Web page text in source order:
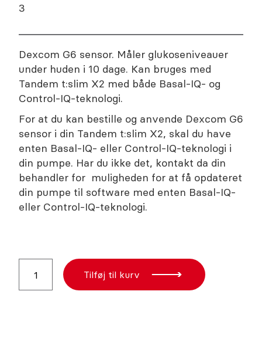
3
Dexcom G6 sensor. Måler glukoseniveauer
under huden i 10 dage. Kan bruges med
Tandem t:slim X2 med både Basal-IQ- og
Control-IQ-teknologi.
For at du kan bestille og anvende Dexcom G6
sensor i din Tandem t:slim X2, skal du have
enten Basal-IQ- eller Control-IQ-teknologi i
din pumpe. Har du ikke det, kontakt da din
behandler for muligheden for at få opdateret
din pumpe til software med enten Basal-IQ-
eller Control-IQ-teknologi.
Sensor
Tilføj til kurv